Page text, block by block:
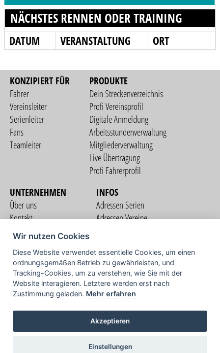
NÄCHSTES RENNEN ODER TRAINING
DATUM VERANSTALTUNG ORT
KONZIPIERT FÜR
Fahrer
Vereinsleiter
Serienleiter
Fans
Teamleiter
PRODUKTE
Dein Streckenverzeichnis
Profi Vereinsprofil
Digitale Anmeldung
Arbeitsstundenverwaltung
Mitgliederverwaltung
Live Übertragung
Profi Fahrerprofil
UNTERNEHMEN
Über uns
Kontakt
Nutzungsbedingungen
Datenschutzerklärung
Impressum
INFOS
Adressen Serien
Adressen Vereine
COMMUNITY
TV
Wir nutzen Cookies
Diese Website verwendet essentielle Cookies, um einen
ordnungsgemäßen Betrieb zu gewährleisten, und
Tracking-Cookies, um zu verstehen, wie Sie mit der
Website interagieren. Letztere werden erst nach
Zustimmung geladen. Mehr erfahren
Akzeptieren
Einstellungen